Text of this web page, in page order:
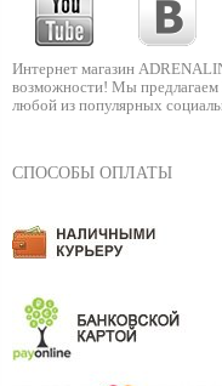
Интернет магазин
возможности! Мы предлагаем
любой из популярных
СПОСОБЫ ОПЛАТЫ